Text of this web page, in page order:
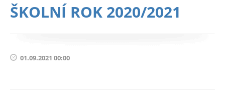
ŠKOLNÍ ROK 2020/2021
01.09.2021 00:00